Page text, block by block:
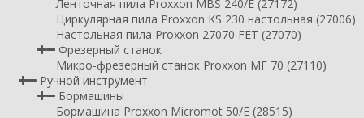
Ленточная пила Proxxon MBS 240/E (27172)
Циркулярная пила Proxxon KS 230 настольная (27006)
Настольная пила Proxxon 27070 FET (27070)
Фрезерный станок
Микро-фрезерный станок Proxxon MF 70 (27110)
Ручной инструмент
Бормашины
Бормашина Proxxon Micromot 50/E (28515)